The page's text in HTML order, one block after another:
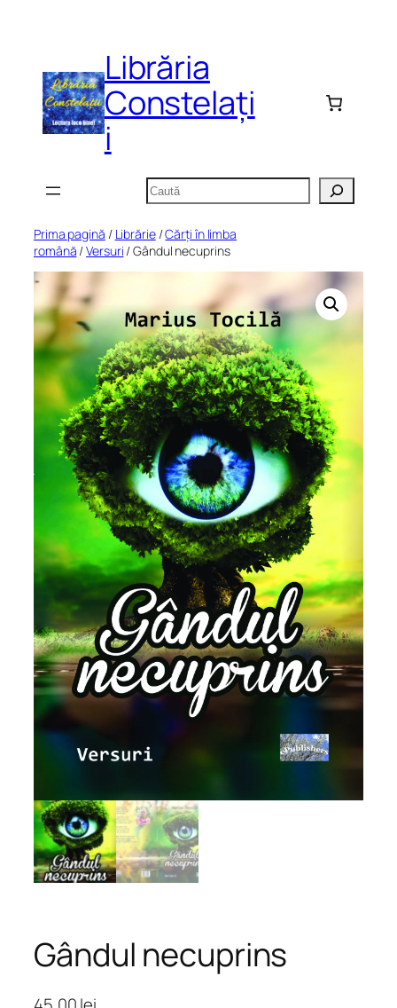
Librăria
Constelați
i
Caută
Prima pagină / Librărie/Cărți în limba
română /Versuri / Gândul necuprins
Gândul necuprins